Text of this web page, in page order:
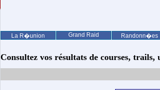
La R�union Grand Raid Randonn�es
Consultez vos résultats de courses, trails,